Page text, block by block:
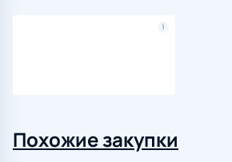
Похожие закупки